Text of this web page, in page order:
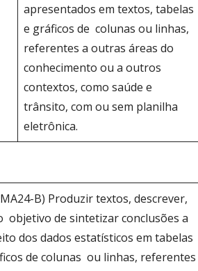
apresentados em textos, tabelas
e gráficos de colunas ou linhas,
referentes a outras áreas do
conhecimento ou a outros
contextos, como saúde e
trânsito, com ou sem planilha
eletrônica.
B) Produzir textos, descrever,
objetivo de sintetizar conclusões a
dos dados estatísticos em tabelas
de colunas ou linhas, referentes